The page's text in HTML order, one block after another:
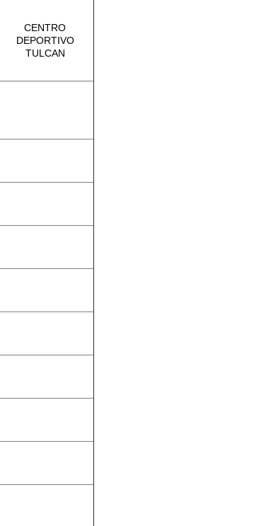
CENTRO
DEPORTIVO
TULCAN